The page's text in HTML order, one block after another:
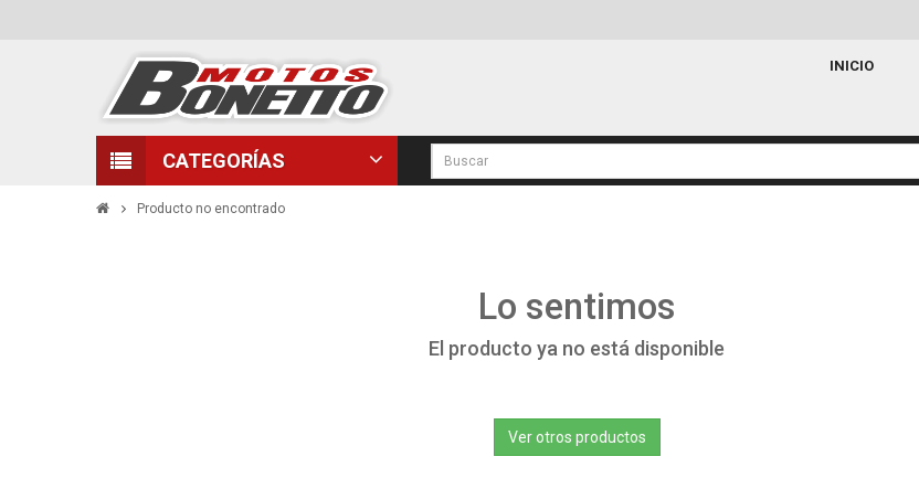
INICIO
CATEGORÍAS
Producto no encontrado
Lo sentimos
El producto ya no está disponible
Ver otros productos